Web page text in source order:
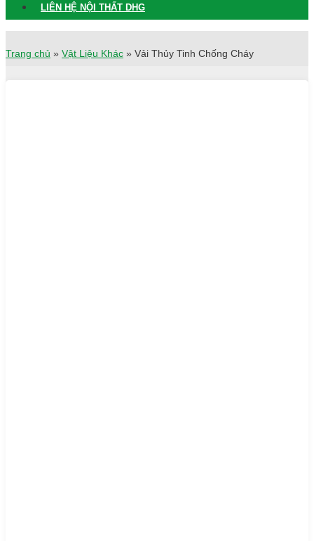
LIÊN HỆ NỘI THẤT DHG
Trang chủ » Vật Liệu Khác » Vải Thủy Tinh Chống Cháy